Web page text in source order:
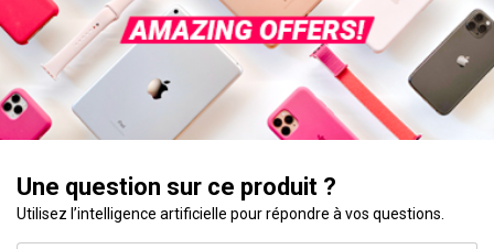
Une question sur ce produit ?
Utilisez l’intelligence artificielle pour répondre à vos questions.